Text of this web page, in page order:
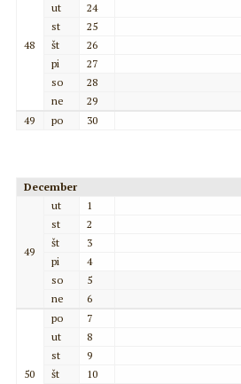
48
ut
24
st
25
št
26
pi
27
so
28
ne
29
49
po 30
December
49
ut
1
st
2
št
3
pi
4
so
5
ne
6
50
po
7
ut
8
st
9
št
10